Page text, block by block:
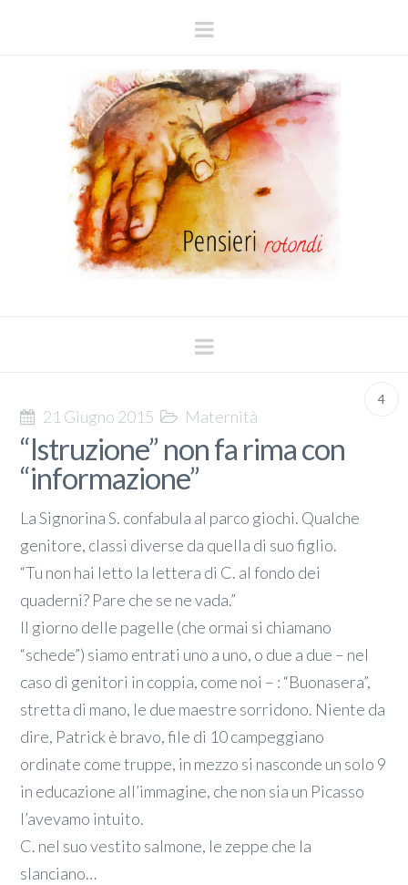
Navigation
Navigation
4
21 Giugno 2015 Maternità
“Istruzione” non fa rima con
“informazione”
La Signorina S. confabula al parco giochi. Qualche
genitore, classi diverse da quella di suo figlio.
“Tu non hai letto la lettera di C. al fondo dei
quaderni? Pare che se ne vada.”
Il giorno delle pagelle (che ormai si chiamano
“schede”) siamo entrati uno a uno, o due a due – nel
caso di genitori in coppia, come noi – : “Buonasera”,
stretta di mano, le due maestre sorridono. Niente da
dire, Patrick è bravo, file di 10 campeggiano
ordinate come truppe, in mezzo si nasconde un solo 9
in educazione all’immagine, che non sia un Picasso
l’avevamo intuito.
C. nel suo vestito salmone, le zeppe che la
slanciano…